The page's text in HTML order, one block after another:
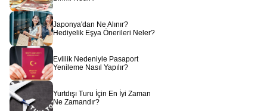
Japonya'dan Ne Alınır?
Hediyelik Eşya Önerileri Neler?
Evlilik Nedeniyle Pasaport
Yenileme Nasıl Yapılır?
Yurtdışı Turu İçin En İyi Zaman
Ne Zamandır?